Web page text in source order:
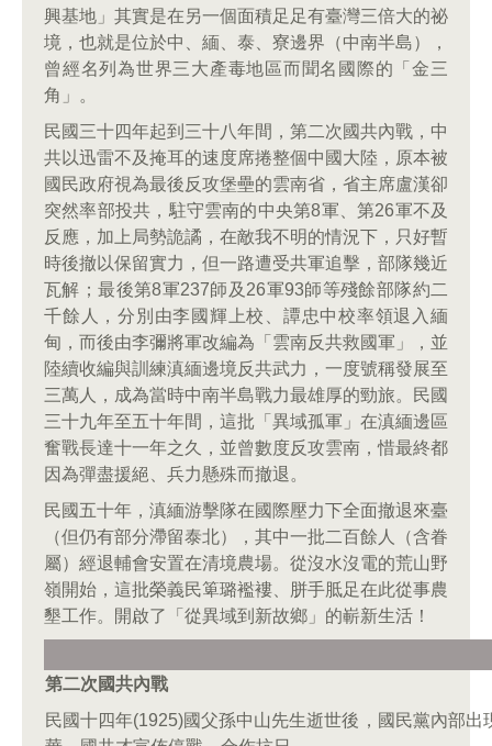
興基地」其實是在另一個面積足足有臺灣三倍大的祕
境，也就是位於中、緬、泰、寮邊界（中南半島），
曾經名列為世界三大產毒地區而聞名國際的「金三
角」。
民國三十四年起到三十八年間，第二次國共內戰，中
共以迅雷不及掩耳的速度席捲整個中國大陸，原本被
國民政府視為最後反攻堡壘的雲南省，省主席盧漢卻
突然率部投共，駐守雲南的中央第8軍、第26軍不及
反應，加上局勢詭譎，在敵我不明的情況下，只好暫
時後撤以保留實力，但一路遭受共軍追擊，部隊幾近
瓦解；最後第8軍237師及26軍93師等殘餘部隊約二
千餘人，分別由李國輝上校、譚忠中校率領退入緬
甸，而後由李彌將軍改編為「雲南反共救國軍」，並
陸續收編與訓練滇緬邊境反共武力，一度號稱發展至
三萬人，成為當時中南半島戰力最雄厚的勁旅。民國
三十九年至五十年間，這批「異域孤軍」在滇緬邊區
奮戰長達十一年之久，並曾數度反攻雲南，惜最終都
因為彈盡援絕、兵力懸殊而撤退。
民國五十年，滇緬游擊隊在國際壓力下全面撤退來臺
（但仍有部分滯留泰北），其中一批二百餘人（含眷
屬）經退輔會安置在清境農場。從沒水沒電的荒山野
嶺開始，這批榮義民箄璐襤褸、胼手胝足在此從事農
墾工作。開啟了「從異域到新故鄉」的嶄新生活！
第二次國共內戰
民國十四年(1925)國父孫中山先生逝世後，國民黨內部